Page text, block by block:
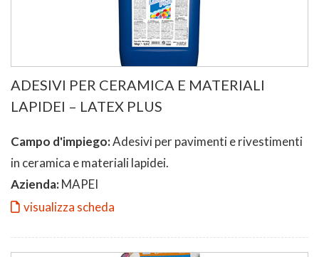
ADESIVI PER CERAMICA E MATERIALI
LAPIDEI – LATEX PLUS
Campo d'impiego:Adesivi per pavimenti e rivestimenti
in ceramica e materiali lapidei.
Azienda:MAPEI
visualizza scheda